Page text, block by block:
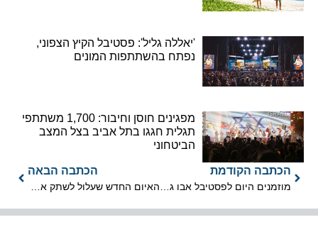
'יאללה גליל': פסטיבל הקיץ הצפוני,
נפתח בהשתתפות המונים
מפגינים חוסן וחיבור: 1,700 משתתפי
תגלית חגגו בתל אביב בצל המצב
הביטחוני
הכתבה הקודמת
מוזמנים היום לפסטיבל אבו גוש שבועות 2026
הכתבה הבאה
האיום החדש שעלול לשתק את נמלי התעופה הגדולים בארה"ב